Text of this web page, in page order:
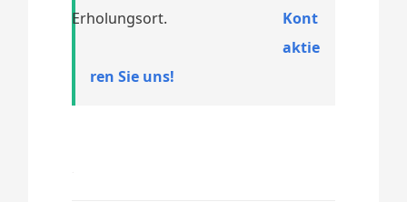
Erholungsort.
Kont
aktie
ren Sie uns!